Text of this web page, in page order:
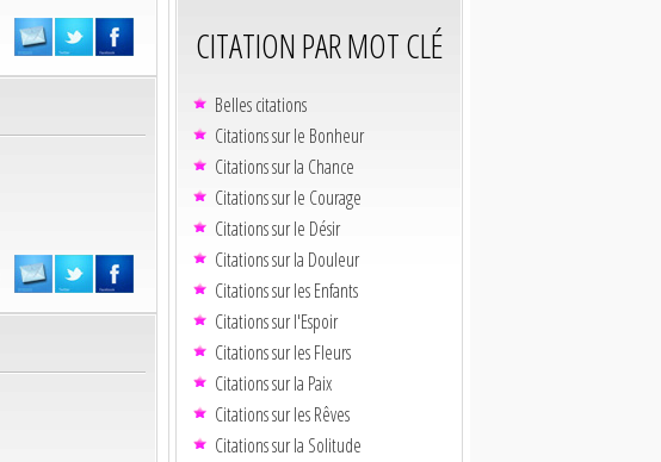
CITATION PAR MOT CLÉ
Belles citations
Citations sur le Bonheur
Citations sur la Chance
Citations sur le Courage
Citations sur le Désir
Citations sur la Douleur
Citations sur les Enfants
Citations sur l'Espoir
Citations sur les Fleurs
Citations sur la Paix
Citations sur les Rêves
Citations sur la Solitude